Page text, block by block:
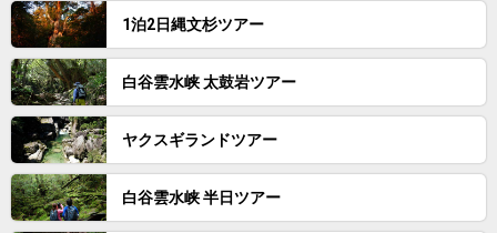
9/4(金)
9/5(土)
9/6(日)
9/7(月)
9/8(火)
9/9(水)
9/10(木)
9/11(金)
1泊2日縄文杉ツアー
白谷雲水峡 太鼓岩ツアー
ヤクスギランドツアー
白谷雲水峡 半日ツアー